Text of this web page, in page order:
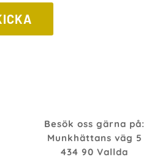
Besök oss gärna på:
Munkhättans väg 5
434 90 Vallda